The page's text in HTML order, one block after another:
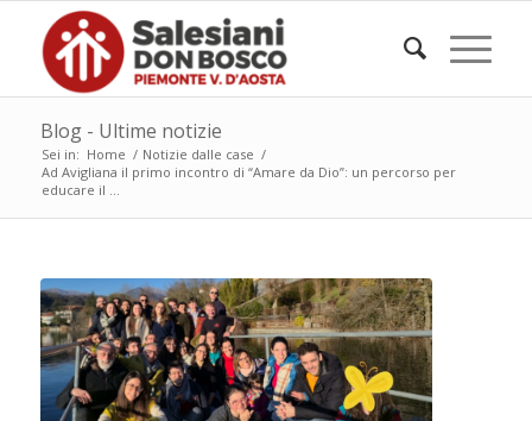
Blog - Ultime notizie
Sei in: Home / Notizie dalle case /
Ad Avigliana il primo incontro di “Amare da Dio”: un percorso per
educare il ...